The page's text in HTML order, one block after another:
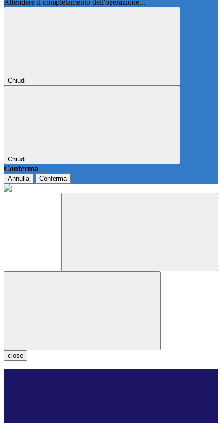
Attendere il completamento dell'operazione...
Chiudi
Chiudi
Conferma
Annulla Conferma
close